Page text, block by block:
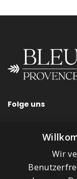
Folge uns
SCHNELLLINKS
Wir